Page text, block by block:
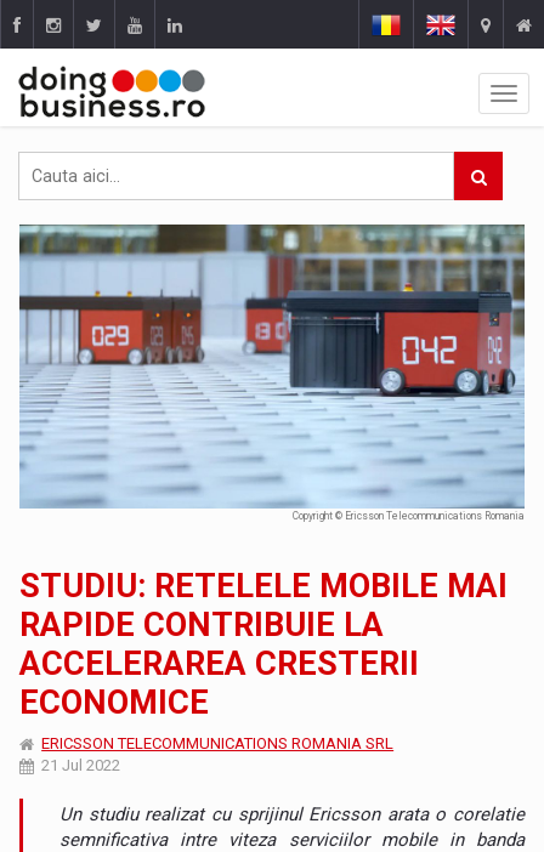
Copyright © Ericsson Telecommunications Romania
STUDIU: RETELELE MOBILE MAI
RAPIDE CONTRIBUIE LA
ACCELERAREA CRESTERII
ECONOMICE
ERICSSON TELECOMMUNICATIONS ROMANIA SRL
21 Jul 2022
Un studiu realizat cu sprijinul Ericsson arata o corelatie
semnificativa intre viteza serviciilor mobile in banda